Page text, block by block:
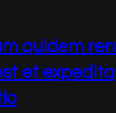
quidem
et expedita